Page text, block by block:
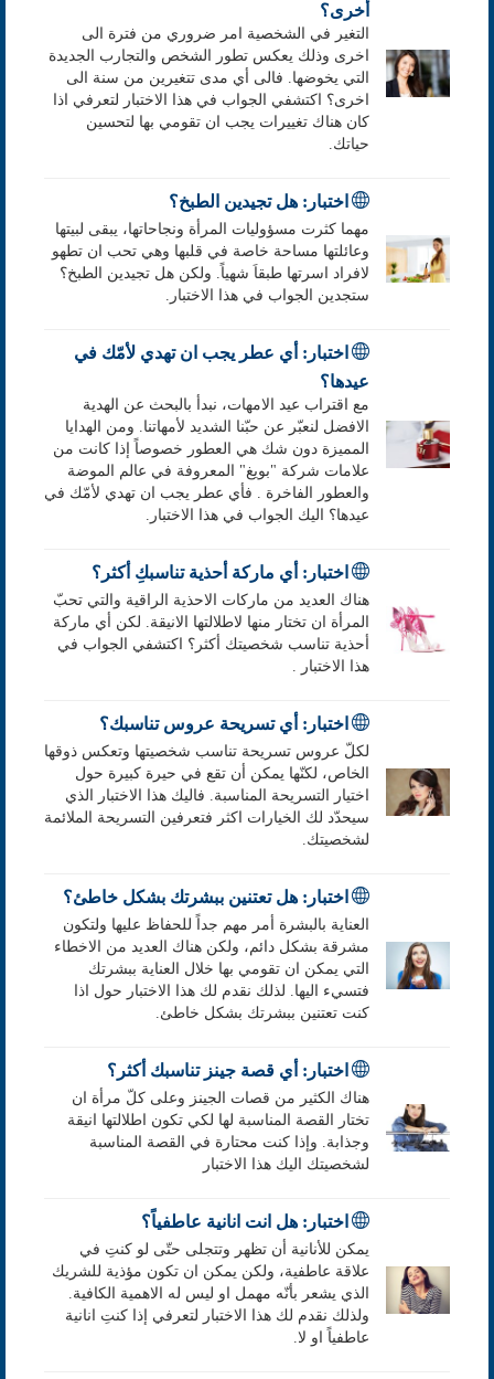
أخرى؟
التغير في الشخصية امر ضروري من فترة الى
اخرى وذلك يعكس تطور الشخص والتجارب الجديدة
التي يخوضها. فالى أي مدى تتغيرين من سنة الى
اخرى؟ اكتشفي الجواب في هذا الاختبار لتعرفي اذا
كان هناك تغييرات يجب ان تقومي بها لتحسين
حياتك.
اختبار: هل تجيدين الطبخ؟
مهما كثرت مسؤوليات المرأة ونجاحاتها، يبقى لبيتها
وعائلتها مساحة خاصة في قلبها وهي تحب ان تطهو
لافراد اسرتها طبقاَ شهياً. ولكن هل تجيدين الطبخ؟
ستجدين الجواب في هذا الاختبار.
اختبار: أي عطر يجب ان تهدي لأمّك في
عيدها؟
مع اقتراب عيد الامهات، نبدأ بالبحث عن الهدية
الافضل لنعبّر عن حبّنا الشديد لأمهاتنا. ومن الهدايا
المميزة دون شك هي العطور خصوصاً إذا كانت من
علامات شركة "بويغ" المعروفة في عالم الموضة
والعطور الفاخرة . فأي عطر يجب ان تهدي لأمّك في
عيدها؟ اليك الجواب في هذا الاختبار.
اختبار: أي ماركة أحذية تناسبكِ أكثر؟
هناك العديد من ماركات الاحذية الراقية والتي تحبّ
المرأة ان تختار منها لاطلالتها الانيقة. لكن أي ماركة
أحذية تناسب شخصيتك أكثر؟ اكتشفي الجواب في
هذا الاختبار .
اختبار: أي تسريحة عروس تناسبك؟
لكلّ عروس تسريحة تناسب شخصيتها وتعكس ذوقها
الخاص، لكنّها يمكن أن تقع في حيرة كبيرة حول
اختيار التسريحة المناسبة. فاليك هذا الاختبار الذي
سيحدّد لك الخيارات اكثر فتعرفين التسريحة الملائمة
لشخصيتك.
اختبار: هل تعتنين ببشرتك بشكل خاطئ؟
العناية بالبشرة أمر مهم جداً للحفاظ عليها ولتكون
مشرقة بشكل دائم، ولكن هناك العديد من الاخطاء
التي يمكن ان تقومي بها خلال العناية ببشرتك
فتسيء اليها. لذلك نقدم لك هذا الاختبار حول اذا
كنت تعتنين ببشرتك بشكل خاطئ.
اختبار: أي قصة جينز تناسبك أكثر؟
هناك الكثير من قصات الجينز وعلى كلّ مرأة ان
تختار القصة المناسبة لها لكي تكون اطلالتها انيقة
وجذابة. وإذا كنت محتارة في القصة المناسبة
لشخصيتك اليك هذا الاختبار
اختبار: هل انت انانية عاطفياً؟
يمكن للأنانية أن تظهر وتتجلى حتّى لو كنتِ في
علاقة عاطفية، ولكن يمكن ان تكون مؤذية للشريك
الذي يشعر بأنّه مهمل او ليس له الاهمية الكافية.
ولذلك نقدم لك هذا الاختبار لتعرفي إذا كنتِ انانية
عاطفياً او لا.